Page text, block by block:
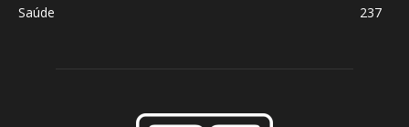
Saúde
237